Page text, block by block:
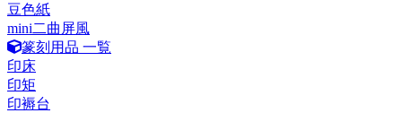
豆色紙
mini二曲屏風
篆刻用品 一覧
印床
印矩
印褥台